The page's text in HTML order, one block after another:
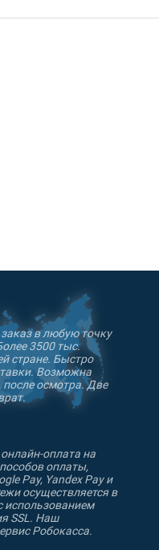
в любую точку
3500 тыс.
стране. Быстро
Возможна
после осмотра. Две
оплата на
оплаты,
Pay, Yandex Pay и
осуществляется в
SSL. Наш
Робокасса.